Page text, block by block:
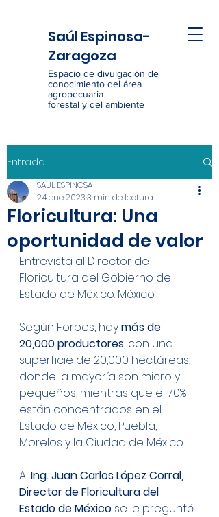
Saúl Espinosa-
Zaragoza
Espacio de divulgación de
conocimiento del área
agropecuaria
forestal y del ambiente
Entrada
Floricultura: Una
oportunidad de valor
SAUL ESPINOSA
24 ene 20233 min de lectura
Entrevista al Director de
Floricultura del Gobierno del
Estado de México. México.
Según Forbes, hay más de
20,000 productores, con una
superficie de 20,000 hectáreas,
donde la mayoría son micro y
pequeños, mientras que el 70%
están concentrados en el
Estado de México, Puebla,
Morelos y la Ciudad de México.
Al Ing. Juan Carlos López Corral,
Director de Floricultura del
Estado de México se le preguntó: